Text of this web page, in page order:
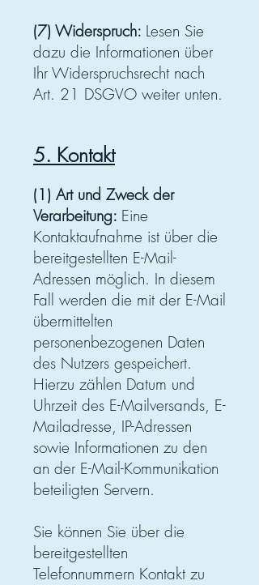
(7) Widerspruch: Lesen Sie
dazu die Informationen über
Ihr Widerspruchsrecht nach
Art. 21 DSGVO weiter unten.
5. Kontakt
(1) Art und Zweck der
Verarbeitung: Eine
Kontaktaufnahme ist über die
bereitgestellten E-Mail-
Adressen möglich. In diesem
Fall werden die mit der E-Mail
übermittelten
personenbezogenen Daten
des Nutzers gespeichert.
Hierzu zählen Datum und
Uhrzeit des E-Mailversands, E-
Mailadresse, IP-Adressen
sowie Informationen zu den
an der E-Mail-Kommunikation
beteiligten Servern.
Sie können Sie über die
bereitgestellten
Telefonnummern Kontakt zu